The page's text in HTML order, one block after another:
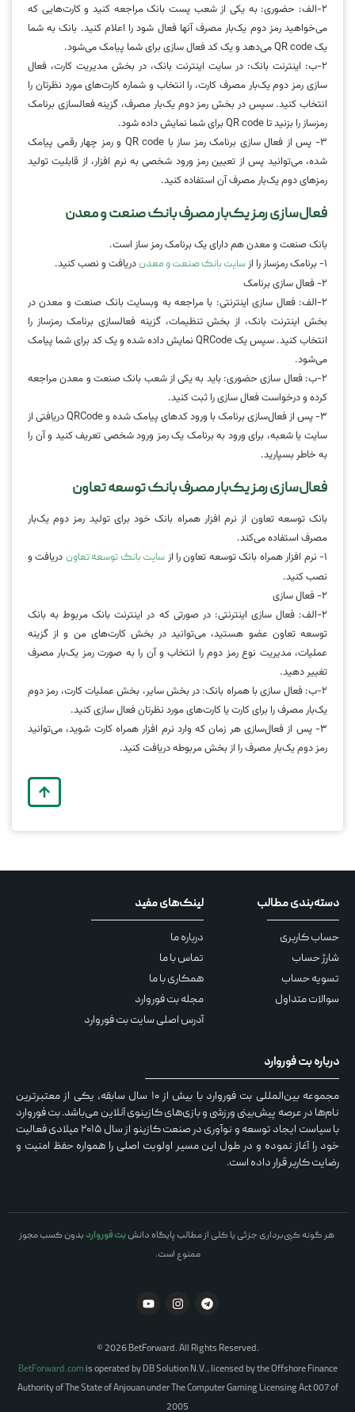
۲-الف: حضوری: به یکی از شعب پست بانک مراجعه کنید و کارت‌هایی که
می‌خواهید رمز دوم یک‌بار مصرف آنها فعال شود را اعلام کنید. بانک به شما
یک QR code می‌دهد و یک کد فعال سازی برای شما پیامک می‌شود.
۲-ب: اینترنت بانک: در سایت اینترنت بانک، در بخش مدیریت کارت، فعال
سازی رمز دوم یک‌بار مصرف کارت، را انتخاب و شماره کارت‌های مورد نظرتان را
انتخاب کنید. سپس در بخش رمز دوم یک‌بار مصرف، گزینه فعالسازی برنامک
رمزساز را بزنید تا QR code برای شما نمایش داده شود.
۳- پس از فعال سازی برنامک رمز ساز با QR code و رمز چهار رقمی پیامک
شده، می‌توانید پس از تعیین رمز ورود شخصی به نرم افزار، از قابلیت تولید
رمزهای دوم یک‌بار مصرف آن استفاده کنید.
فعال‌سازی رمز یک‌بار مصرف بانک صنعت و معدن
بانک صنعت و معدن هم دارای یک برنامک رمز ساز است.
۱- برنامک رمزساز را از
سایت بانک صنعت و معدن دریافت و نصب کنید.
۲- فعال سازی برنامک
۲-الف: فعال سازی اینترنتی: با مراجعه به وبسایت بانک صنعت و معدن در
بخش اینترنت بانک، از بخش تنظیمات، گزینه فعالسازی برنامک رمزساز را
انتخاب کنید. سپس یک QRCode نمایش داده شده و یک کد برای شما پیامک
می‌شود.
۲-ب: فعال سازی حضوری: باید به یکی از شعب بانک صنعت و معدن مراجعه
کرده و درخواست فعال سازی را ثبت کنید.
۳- پس از فعال‌سازی برنامک با ورود کدهای پیامک شده و QRCode دریافتی از
سایت یا شعبه، برای ورود به برنامک یک رمز ورود شخصی تعریف کنید و آن را
به خاطر بسپارید.
فعال‌سازی رمز یک‌بار مصرف بانک توسعه تعاون
بانک توسعه تعاون از نرم افزار همراه بانک خود برای تولید رمز دوم یک‌بار
مصرف استفاده می‌کند.
۱- نرم افزار همراه بانک توسعه تعاون را از
سایت بانک توسعه تعاون دریافت و
نصب کنید.
۲- فعال سازی
۲-الف: فعال سازی اینترنتی: در صورتی که در اینترنت بانک مربوط به بانک
توسعه تعاون عضو هستید، می‌توانید در بخش کارت‌های من و از گزینه
عملیات، مدیریت نوع رمز دوم را انتخاب و آن را به صورت رمز یک‌بار مصرف
تغییر دهید.
۲-ب: فعال سازی با همراه بانک: در بخش سایر، بخش عملیات کارت، رمز دوم
یک‌بار مصرف را برای کارت یا کارت‌های مورد نظرتان فعال سازی کنید.
۳- پس از فعال‌سازی هر زمان که وارد نرم افزار همراه کارت شوید، می‌توانید
رمز دوم یک‌بار مصرف را از بخش مربوطه دریافت کنید.
دسته‌بندی مطالب
حساب کاربری
شارژ حساب
تسویه حساب
سوالات متداول
لینک‌های مفید
درباره ما
تماس با ما
همکاری با ما
مجله بت فوروارد
آدرس اصلی سایت بت فوروارد
درباره بت فوروارد
مجموعه بین‌المللی بت فوروارد با بیش از ۱۰ سال سابقه، یکی از معتبرترین
نام‌ها در عرصه پیش‌بینی ورزشی و بازی‌های کازینوی آنلاین می‌باشد. بت فوروارد
با سیاست ایجاد توسعه و نوآوری در صنعت کازینو از سال ۲۰۱۵ میلادی فعالیت
خود را آغاز نموده و در طول این مسیر اولویت اصلی را همواره حفظ امنیت و
رضایت کاربر قرار داده است.
هر گونه کپی‌برداری جزئی یا کلی از مطالب پایگاه دانشبت فوروارد بدون کسب مجوز
ممنوع است.
© 2026 BetForward. All Rights Reserved.
BetForward.comis operated by DB Solution N.V., licensed by the Offshore Finance
Authority of The State of Anjouan under The Computer Gaming Licensing Act 007 of
2005